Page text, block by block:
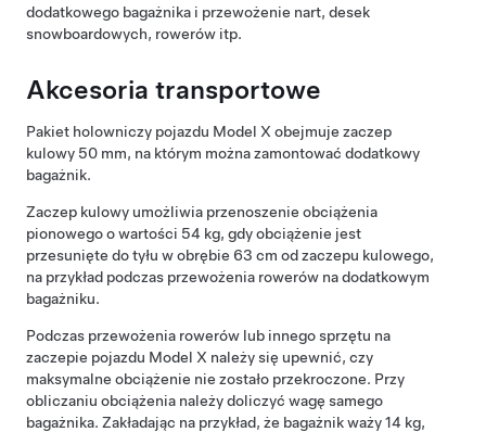
dodatkowego bagażnika i przewożenie nart, desek
snowboardowych, rowerów itp.
Akcesoria transportowe
Pakiet holowniczy pojazdu Model X obejmuje zaczep
kulowy 50 mm, na którym można zamontować dodatkowy
bagażnik.
Zaczep kulowy umożliwia przenoszenie obciążenia
pionowego o wartości 54 kg, gdy obciążenie jest
przesunięte do tyłu w obrębie 63 cm odzaczepu kulowego,
na przykład podczas przewożenia rowerów na dodatkowym
bagażniku.
Podczas przewożenia rowerów lub innego sprzętu na
zaczepie pojazdu Model X należy się upewnić, czy
maksymalne obciążenie nie zostało przekroczone. Przy
obliczaniu obciążenia należy doliczyć wagę samego
bagażnika. Zakładając na przykład, że bagażnik waży 14 kg,